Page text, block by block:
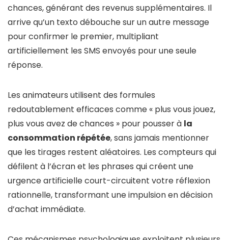
chances, générant des revenus supplémentaires. Il
arrive qu’un texto débouche sur un autre message
pour confirmer le premier, multipliant
artificiellement les SMS envoyés pour une seule
réponse.
Les animateurs utilisent des formules
redoutablement efficaces comme « plus vous jouez,
plus vous avez de chances » pour pousser à la
consommation répétée, sans jamais mentionner
que les tirages restent aléatoires. Les compteurs qui
défilent à l’écran et les phrases qui créent une
urgence artificielle court-circuitent votre réflexion
rationnelle, transformant une impulsion en décision
d’achat immédiate.